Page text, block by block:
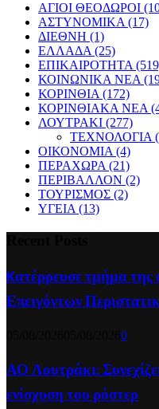
ΑΓΙΟΙ ΘΕΟΔΩΡΟΙ
ΑΣΤΥΝΟΜΙΚΑ (17)
ΔΙΕΘΝΗ (1)
ΕΛΛΑΔΑ (25)
ΕΠΙΚΑΙΡΟΤΗΤΑ
ΚΟΙΝΩΝΙΚΑ ΝΕΑ
ΚΟΡΙΝΘΙΑ (172)
ΚΟΡΙΝΘΙΑΚΑ ΝΕΑ
ΛΟΥΤΡΑΚΙ (277)
ΤΕΧΝΟΛΟΓΙΑ
ΟΙΚΟΝΟΜΙΑ (4)
ΠΕΡΑΧΩΡΑ (21)
ΠΕΡΙΒΑΛΛΟΝ (2)
ΤΟΥΡΙΣΜΟΣ (2)
ΥΓΕΙΑ (13)
Kατέρρευσε τμήμα
Επειγόντων
0
ΑΟ Λουτράκι:
ενίσχυση του ρόστερ